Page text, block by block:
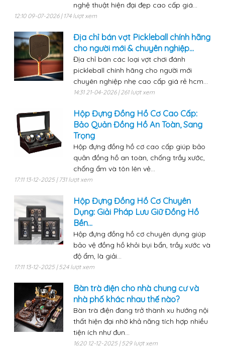
nghệ thuật hiện đại đẹp cao cấp giá...
12:10 09-07-2026 | 174 lượt xem
Địa chỉ bán vợt Pickleball chính hãng
cho người mới & chuyên nghiệp...
Địa chỉ bán các loại vợt chơi đánh
pickleball chính hãng cho người mới
chuyên nghiệp nhẹ cao cấp giá rẻ hcm...
14:31 21-04-2026 | 261 lượt xem
Hộp Đựng Đồng Hồ Cơ Cao Cấp:
Bảo Quản Đồng Hồ An Toàn, Sang
Trọng
Hộp đựng đồng hồ cơ cao cấp giúp bảo
quản đồng hồ an toàn, chống trầy xước,
chống ẩm và tôn lên vẻ...
17:11 13-12-2025 | 731 lượt xem
Hộp Đựng Đồng Hồ Cơ Chuyên
Dụng: Giải Pháp Lưu Giữ Đồng Hồ
Bền...
Hộp đựng đồng hồ cơ chuyên dụng giúp
bảo vệ đồng hồ khỏi bụi bẩn, trầy xước và
độ ẩm, là giải...
17:11 13-12-2025 | 524 lượt xem
Bàn trà điện cho nhà chung cư và
nhà phố khác nhau thế nào?
Bàn trà điện đang trở thành xu hướng nội
thất hiện đại nhờ khả năng tích hợp nhiều
tiện ích như đun...
16:20 12-12-2025 | 529 lượt xem